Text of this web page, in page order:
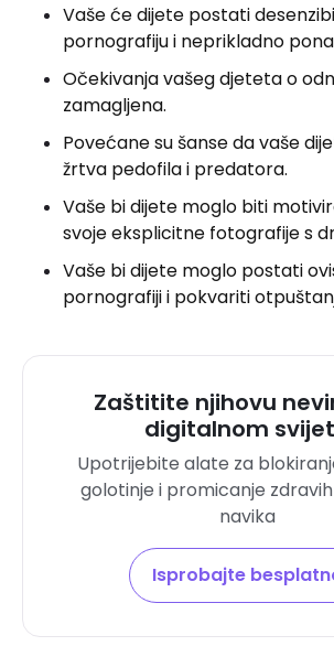
Vaše će dijete postati
pornografiju i neprikladno
Očekivanja vašeg djeteta o
zamagljena.
Povećane su šanse da vaše
žrtva pedofila i predatora.
Vaše bi dijete moglo biti
svoje eksplicitne fotografije s
Vaše bi dijete moglo postati
pornografiji i pokvariti
Zaštitite njihovu
digitalnom
Upotrijebite alate za
golotinje i promicanje
navika
Isprobajte